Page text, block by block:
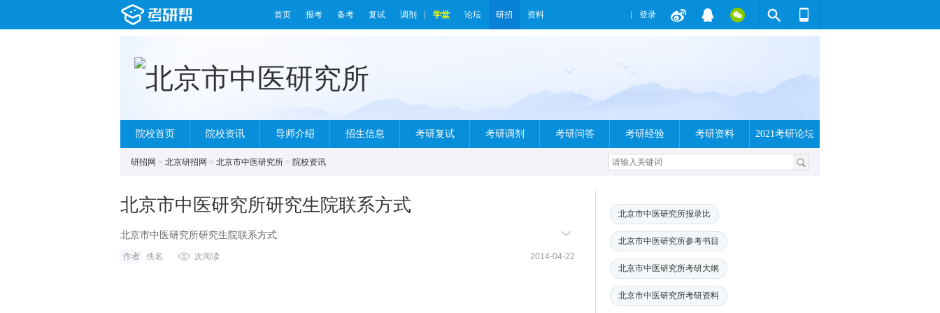
首页 报考 备考 复试 调剂 学堂 论坛 研招 资料 登录
院校首页 院校资讯 导师介绍 招生信息 考研复试 考研调剂 考研问答 考研经验 考研资料 2021考研论坛
研招网 > 北京研招网 > 北京市中医研究所 > 院校资讯
北京市中医研究所研究生院联系方式
北京市中医研究所研究生院联系方式
作者 佚名 次阅读 2014-04-22
北京市中医研究所报录比
北京市中医研究所参考书目
北京市中医研究所考研大纲
北京市中医研究所考研资料